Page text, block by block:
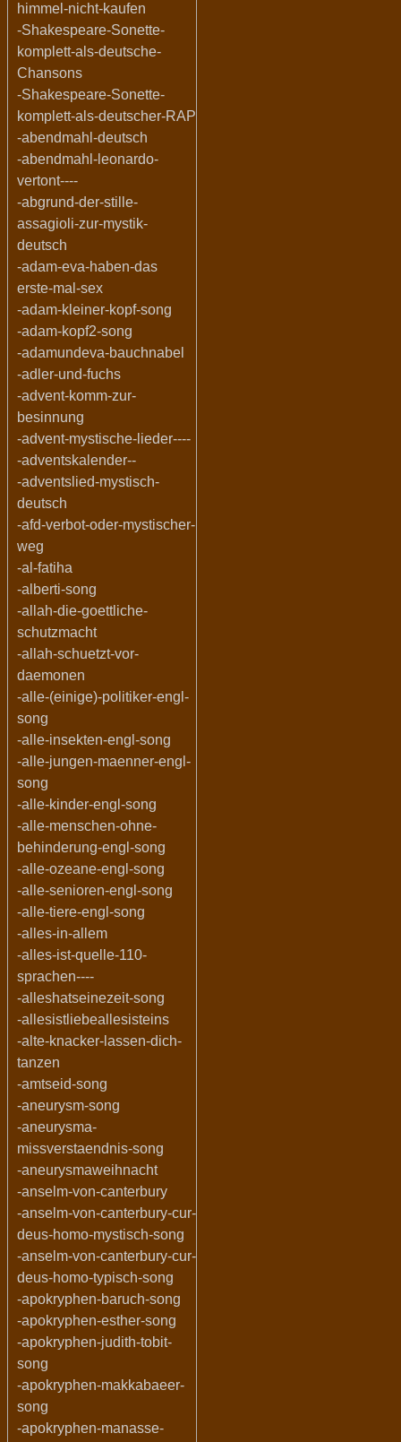
himmel-nicht-kaufen
-Shakespeare-Sonette-
komplett-als-deutsche-
Chansons
-Shakespeare-Sonette-
komplett-als-deutscher-RAP
-abendmahl-deutsch
-abendmahl-leonardo-
vertont----
-abgrund-der-stille-
assagioli-zur-mystik-
deutsch
-adam-eva-haben-das
erste-mal-sex
-adam-kleiner-kopf-song
-adam-kopf2-song
-adamundeva-bauchnabel
-adler-und-fuchs
-advent-komm-zur-
besinnung
-advent-mystische-lieder----
-adventskalender--
-adventslied-mystisch-
deutsch
-afd-verbot-oder-mystischer-
weg
-al-fatiha
-alberti-song
-allah-die-goettliche-
schutzmacht
-allah-schuetzt-vor-
daemonen
-alle-(einige)-politiker-engl-
song
-alle-insekten-engl-song
-alle-jungen-maenner-engl-
song
-alle-kinder-engl-song
-alle-menschen-ohne-
behinderung-engl-song
-alle-ozeane-engl-song
-alle-senioren-engl-song
-alle-tiere-engl-song
-alles-in-allem
-alles-ist-quelle-110-
sprachen----
-alleshatseinezeit-song
-allesistliebeallesisteins
-alte-knacker-lassen-dich-
tanzen
-amtseid-song
-aneurysm-song
-aneurysma-
missverstaendnis-song
-aneurysmaweihnacht
-anselm-von-canterbury
-anselm-von-canterbury-cur-
deus-homo-mystisch-song
-anselm-von-canterbury-cur-
deus-homo-typisch-song
-apokryphen-baruch-song
-apokryphen-esther-song
-apokryphen-judith-tobit-
song
-apokryphen-makkabaeer-
song
-apokryphen-manasse-